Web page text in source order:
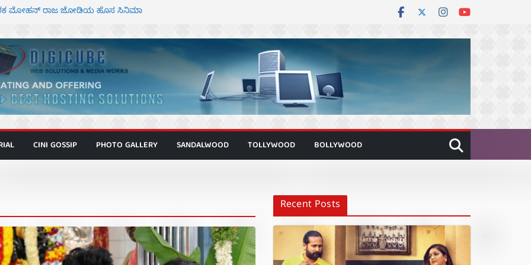
ಮೋಹನ್ ರಾಜ ಜೋಡಿಯ ಹೊಸ ಸಿನಿಮಾ
ಅಜೇಯಂ” ಹಾಡಿದ ದೃಶ್ಯ ವೈಭವ
ಅಭಿನಯದ ‘ಬಾಸ್’ ಚಿತ್ರ ತೆರೆಗೆ
ಮಿತ್ರ ಅಭಿನಯದ “ಮಹಾನ್” ಫಸ್ಟ್ ಲುಕ್
CINI GOSSIP PHOTO GALLERY SANDALWOOD TOLLYWOOD BOLLYWOOD
Recent Posts